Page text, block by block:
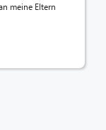
meine Eltern